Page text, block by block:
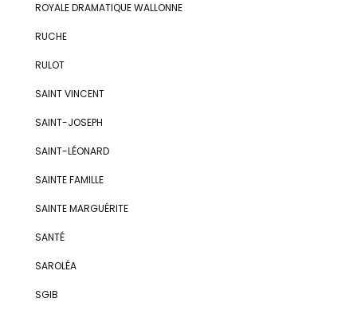
ROYALE DRAMATIQUE WALLONNE
RUCHE
RULOT
SAINT VINCENT
SAINT-JOSEPH
SAINT-LÉONARD
SAINTE FAMILLE
SAINTE MARGUÉRITE
SANTÉ
SAROLÉA
SGIB